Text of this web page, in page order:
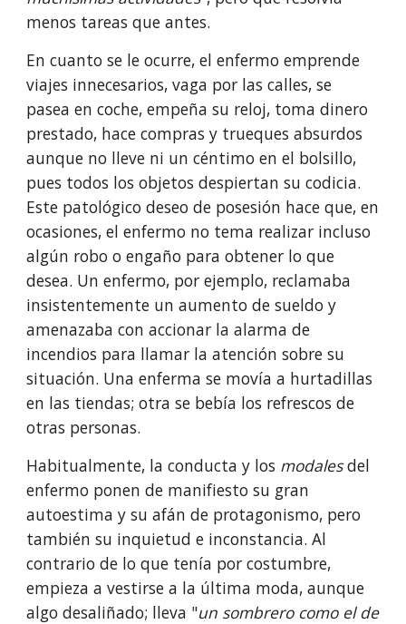
menos tareas que antes.
En cuanto se le ocurre, el enfermo em­prende
viajes innecesarios, vaga por las calles, se
pasea en coche, empeña su reloj, toma dinero
prestado, hace compras y trueques absurdos
aunque no lleve ni un céntimo en el bolsillo,
pues todos los objetos despiertan su codi­cia.
Este patológico deseo de posesión hace que, en
ocasiones, el enfermo no tema realizar incluso
algún robo o engaño para obtener lo que
desea. Un enfermo, por ejemplo, reclamaba
insistentemente un aumento de sueldo y
amenazaba con accionar la alarma de
incendios para llamar la atención sobre su
situación. Una enferma se movía a hurtadillas
en las tiendas; otra se bebía los refrescos de
otras personas.
Habitualmente, la conducta y los modales del
enfermo ponen de manifiesto su gran
autoestima y su afán de protagonismo, pero
también su inquietud e inconstancia. Al
contrario de lo que tenía por costumbre,
empieza a vestirse a la última moda, aunque
algo desaliñado; lleva "un sombrero como el de